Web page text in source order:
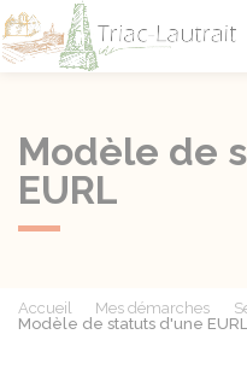
Modèle de
EURL
Accueil Mes démarches
Modèle de statuts d'une EURL